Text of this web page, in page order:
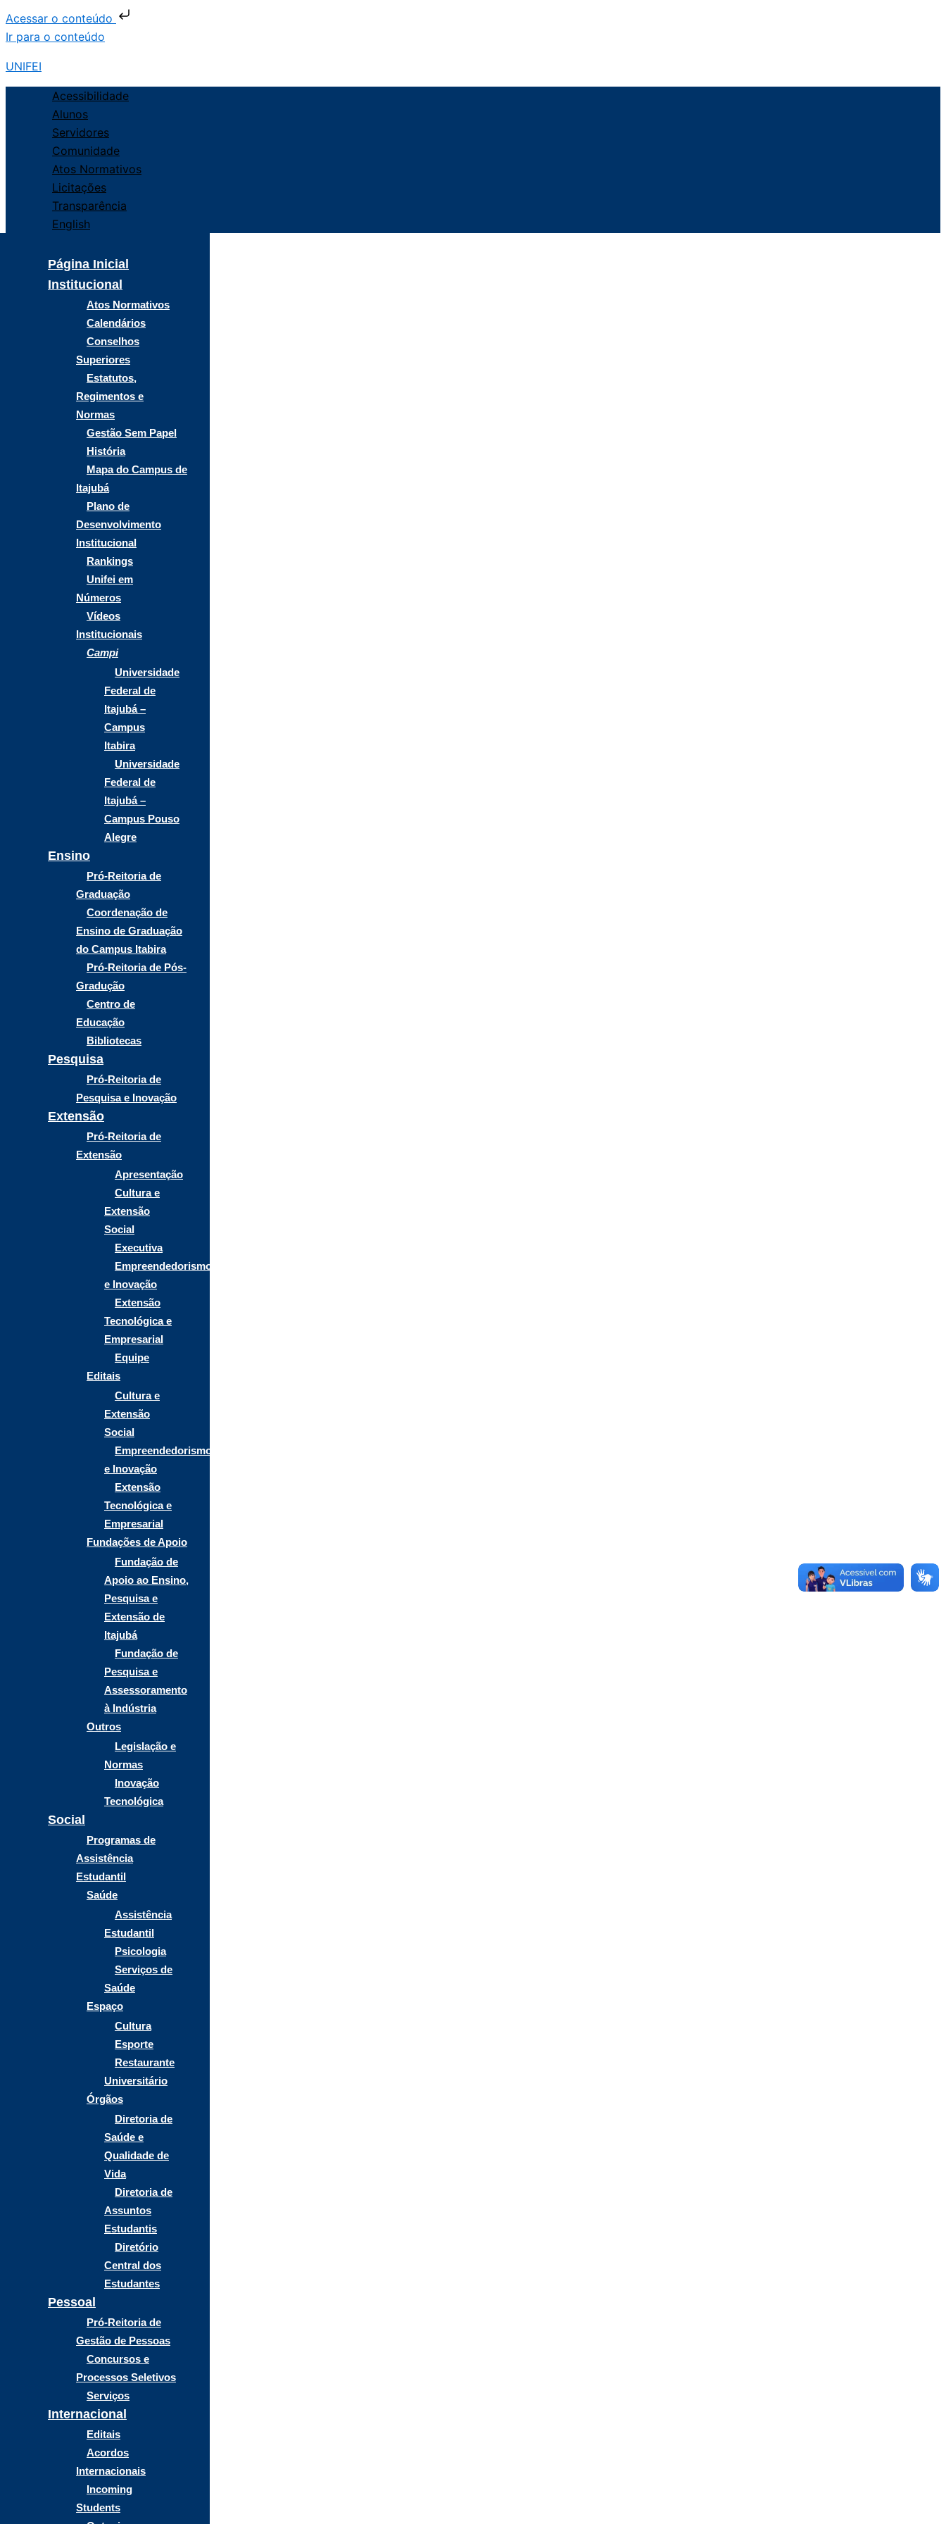
Acessar o conteúdo
Ir para o conteúdo
UNIFEI
Acessibilidade
Alunos
Servidores
Comunidade
Atos Normativos
Licitações
Transparência
English
Página Inicial
Institucional
Atos Normativos
Calendários
Conselhos
Superiores
Estatutos,
Regimentos e
Normas
Gestão Sem Papel
História
Mapa do Campus de
Itajubá
Plano de
Desenvolvimento
Institucional
Rankings
Unifei em
Números
Vídeos
Institucionais
Campi
Universidade
Federal de
Itajubá –
Campus
Itabira
Universidade
Federal de
Itajubá –
Campus Pouso
Alegre
Ensino
Pró-Reitoria de
Graduação
Coordenação de
Ensino de Graduação
do Campus Itabira
Pró-Reitoria de Pós-
Gradução
Centro de
Educação
Bibliotecas
Pesquisa
Pró-Reitoria de
Pesquisa e Inovação
Extensão
Pró-Reitoria de
Extensão
Apresentação
Cultura e
Extensão
Social
Executiva
Empreendedorismo
e Inovação
Extensão
Tecnológica e
Empresarial
Equipe
Editais
Cultura e
Extensão
Social
Empreendedorismo
e Inovação
Extensão
Tecnológica e
Empresarial
Fundações de Apoio
Fundação de
Apoio ao Ensino,
Pesquisa e
Extensão de
Itajubá
Fundação de
Pesquisa e
Assessoramento
à Indústria
Outros
Legislação e
Normas
Inovação
Tecnológica
Social
Programas de
Assistência
Estudantil
Saúde
Assistência
Estudantil
Psicologia
Serviços de
Saúde
Espaço
Cultura
Esporte
Restaurante
Universitário
Órgãos
Diretoria de
Saúde e
Qualidade de
Vida
Diretoria de
Assuntos
Estudantis
Diretório
Central dos
Estudantes
Pessoal
Pró-Reitoria de
Gestão de Pessoas
Concursos e
Processos Seletivos
Serviços
Internacional
Editais
Acordos
Internacionais
Incoming
Students